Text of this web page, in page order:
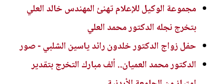
مجموعة الوكيل للإعلام تهنئ المهندس خالد العلي
بتخرج نجله الدكتور محمد العلي
حفل زواج الدكتور خلدون رائد ياسين الشلبي - صور
الدكتور محمد العميان.. ألف مبارك التخرج بتقدير